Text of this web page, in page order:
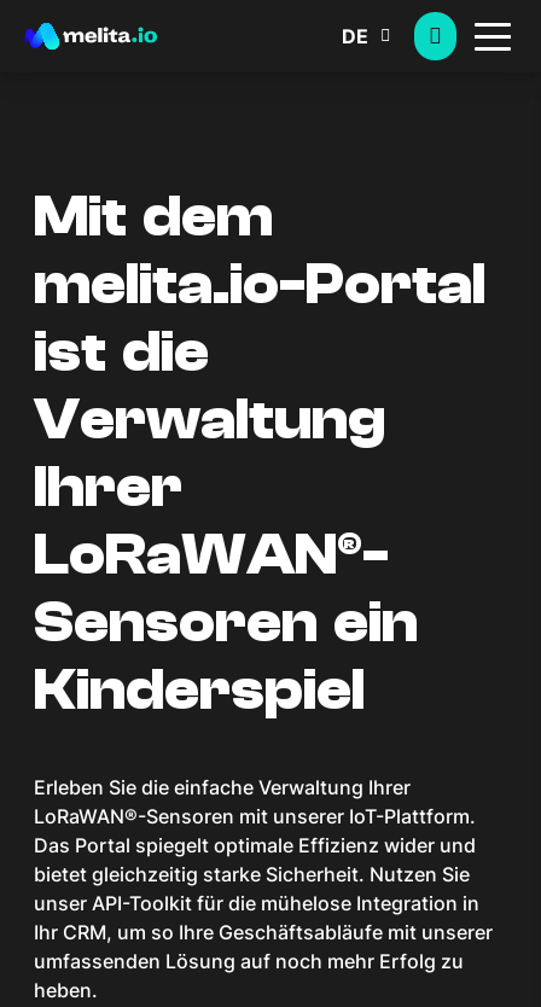
DE
Mit dem
melita.io-Portal
ist die
Verwaltung
Ihrer
LoRaWAN®-
Sensoren ein
Kinderspiel
Erleben Sie die einfache Verwaltung Ihrer
LoRaWAN®-Sensoren mit unserer IoT-Plattform.
Das Portal spiegelt optimale Effizienz wider und
bietet gleichzeitig starke Sicherheit. Nutzen Sie
unser API-Toolkit für die mühelose Integration in
Ihr CRM, um so Ihre Geschäftsabläufe mit unserer
umfassenden Lösung auf noch mehr Erfolg zu
heben.